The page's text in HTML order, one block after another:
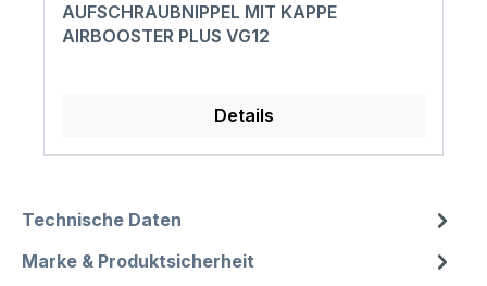
AUFSCHRAUBNIPPEL MIT KAPPE
AIRBOOSTER PLUS VG12
Details
Technische Daten
Marke & Produktsicherheit